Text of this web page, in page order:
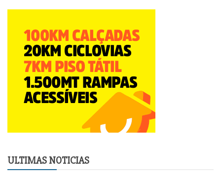
ULTIMAS NOTICIAS